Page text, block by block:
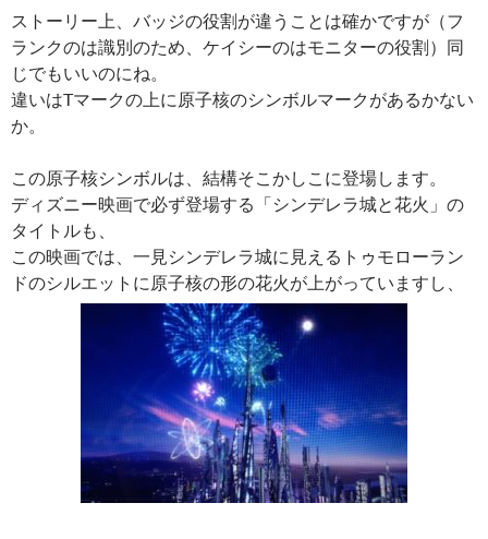
ストーリー上、バッジの役割が違うことは確かですが（フ
ランクのは識別のため、ケイシーのはモニターの役割）同
じでもいいのにね。
違いはTマークの上に原子核のシンボルマークがあるかない
か。
この原子核シンボルは、結構そこかしこに登場します。
ディズニー映画で必ず登場する「シンデレラ城と花火」の
タイトルも、
この映画では、一見シンデレラ城に見えるトゥモローラン
ドのシルエットに原子核の形の花火が上がっていますし、